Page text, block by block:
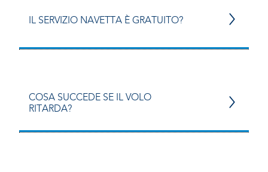
IL SERVIZIO NAVETTA È GRATUITO?
COSA SUCCEDE SE IL VOLO
RITARDA?